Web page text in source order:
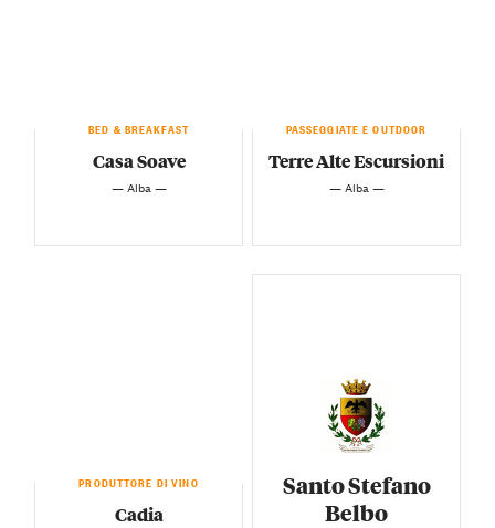
BED & BREAKFAST
Casa Soave
— Alba —
PASSEGGIATE E OUTDOOR
Terre Alte Escursioni
— Alba —
PRODUTTORE DI VINO
Cadia
Santo Stefano
Belbo